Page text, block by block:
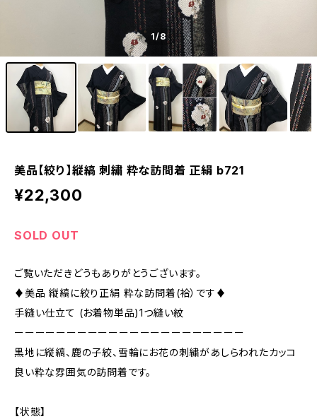
1/8
美品【絞り】縦縞 刺繍 粋な訪問着 正絹 b721
¥22,300
SOLD OUT
ご覧いただきどうもありがとうございます。
♦︎美品 縦縞に絞り正絹 粋な訪問着(袷）です♦︎
手縫い仕立て (お着物単品)1つ縫い紋
ーーーーーーーーーーーーーーーーーーーーーー
黒地に縦縞、鹿の子絞、雪輪にお花の刺繍があしらわれたカッコ
良い粋な雰囲気の訪問着です。
【状態】